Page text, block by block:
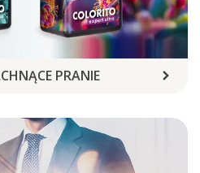
PRANIE